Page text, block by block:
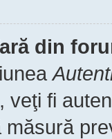
din
veţi fi
măsură